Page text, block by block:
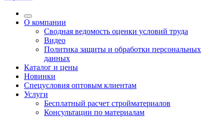
О компании
Сводная ведомость оценки условий труда
Видео
Политика защиты и обработки персональных
данных
Каталог и цены
Новинки
Спецусловия оптовым клиентам
Услуги
Бесплатный расчет стройматериалов
Консультации по материалам